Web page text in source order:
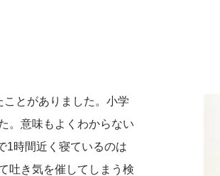
とがありました。小学
。意味もよくわからない
1時間近く寝ているのは
吐き気を催してしまう検